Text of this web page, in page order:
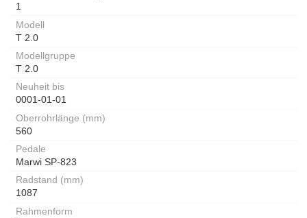
1
Modell
T 2.0
Modellgruppe
T 2.0
Neuheit bis
0001-01-01
Oberrohrlänge (mm)
560
Pedale
Marwi SP-823
Radstand (mm)
1087
Rahmenform